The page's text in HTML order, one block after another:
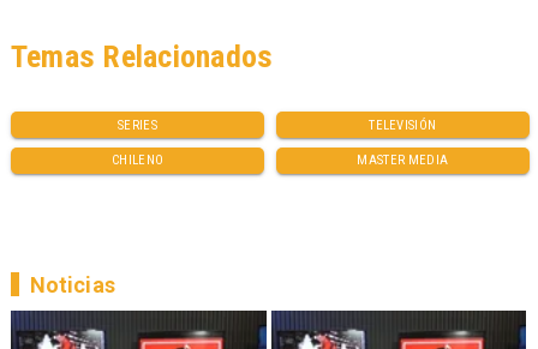
SERIES TELEVISIÓN
CHILENO MASTER MEDIA
Temas Relacionados
Noticias